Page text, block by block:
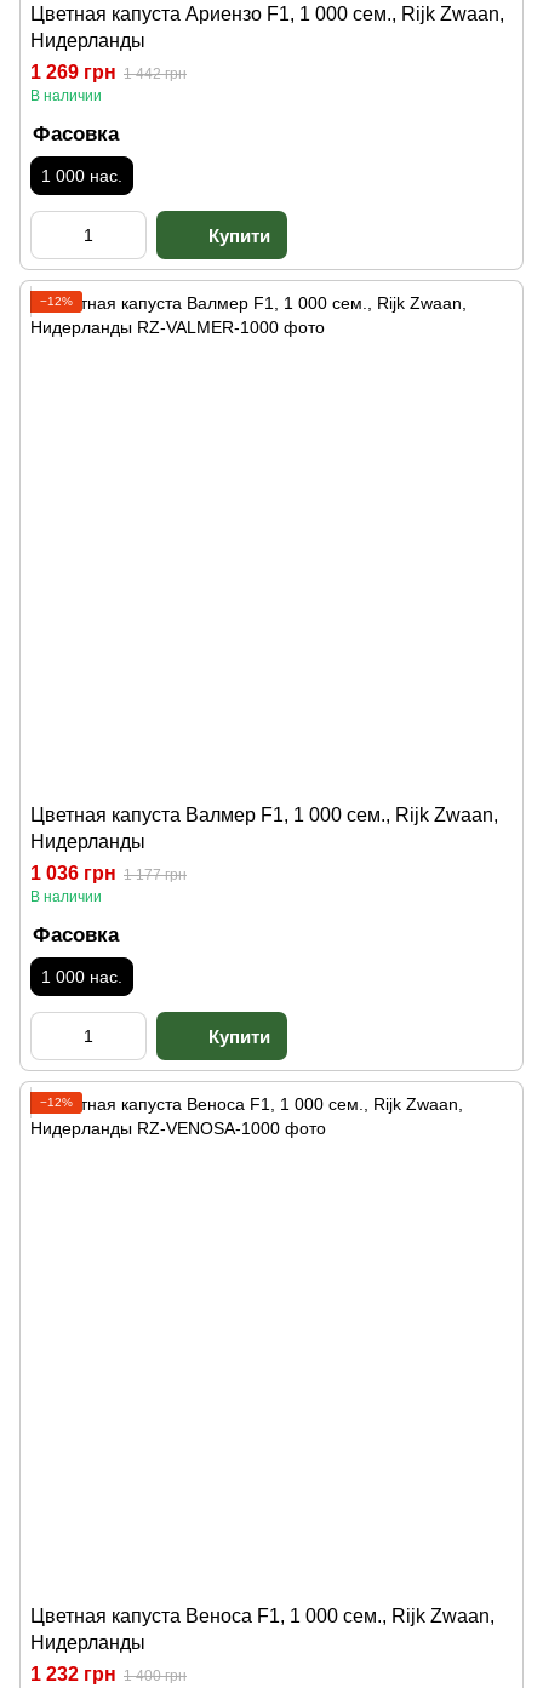
Цветная капуста Ариензо F1, 1 000 сем., Rijk Zwaan,
Нидерланды
1 269 грн 1 442 грн
В наличии
Фасовка
1 000 нас.
−12%
Цветная капуста Валмер F1, 1 000 сем., Rijk Zwaan,
Нидерланды
1 036 грн 1 177 грн
В наличии
Фасовка
1 000 нас.
−12%
Цветная капуста Веноса F1, 1 000 сем., Rijk Zwaan,
Нидерланды
1 232 грн 1 400 грн